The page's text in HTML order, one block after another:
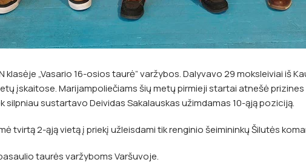
klasėje „Vasario 16-osios taurė” varžybos. Dalyvavo 29 moksleiviai iš
įskaitose. Marijampoliečiams šių metų pirmieji startai atnešė
silpniau sustartavo Deividas Sakalauskas užimdamas 10-ąją poziciją.
tvirtą 2-ąją vietą į priekį užleisdami tik renginio šeimininkų Šilutės
taurės varžyboms Varšuvoje.